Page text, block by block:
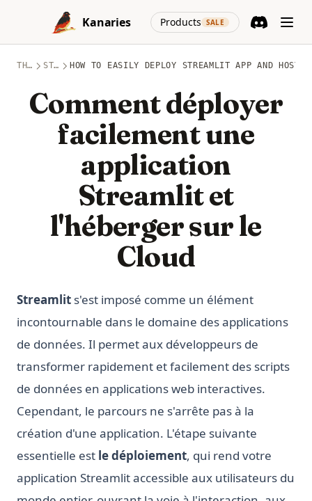
Skip to content
Kanaries
Products SALE
(opens in a
THÈMES STREAMLIT HOW TO EASILY DEPLOY STREAMLIT APP AND HOST
Comment déployer
facilement une
application
Streamlit et
l'héberger sur le
Cloud
Streamlit s'est imposé comme un élément
incontournable dans le domaine des applications
de données. Il permet aux développeurs de
transformer rapidement et facilement des scripts
de données en applications web interactives.
Cependant, le parcours ne s'arrête pas à la
création d'une application. L'étape suivante
essentielle est le déploiement, qui rend votre
application Streamlit accessible aux utilisateurs du